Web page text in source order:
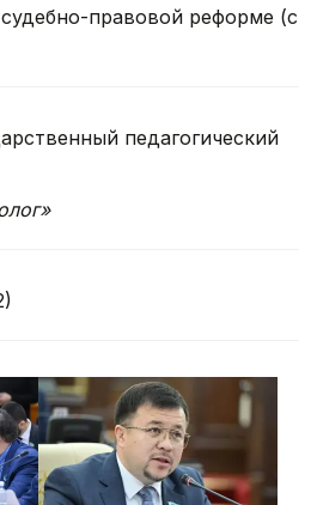
правовой реформе (с
педагогический